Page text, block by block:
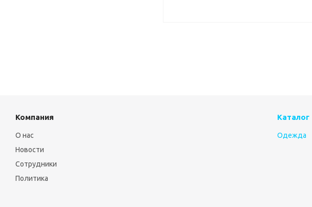
Компания
О нас
Новости
Сотрудники
Политика
Каталог
Одежда